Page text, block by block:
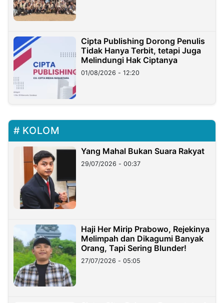
Cipta Publishing Dorong Penulis
Tidak Hanya Terbit, tetapi Juga
Melindungi Hak Ciptanya
01/08/2026 - 12:20
KOLOM
Yang Mahal Bukan Suara Rakyat
29/07/2026 - 00:37
Haji Her Mirip Prabowo, Rejekinya
Melimpah dan Dikagumi Banyak
Orang, Tapi Sering Blunder!
27/07/2026 - 05:05